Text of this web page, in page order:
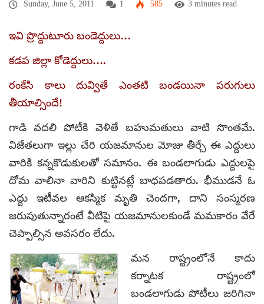
Sunday, June 5, 2011 1 585 3 minutes read
ఇవి ప్రొద్దుటూరు బండెద్దులు…
కడప జిల్లా కోడెద్దులు….
రంకేసి కాలు దువ్వితే ఎంతటి బండయినా పరుగులు
తీయాల్సిందే!
గాడి వదలి పోటీకి వెళితే బహుమతులు వాటి సొంతమే.
విజేతలుగా ఇల్లు చేరి యజమానుల మోజు తీర్చే ఈ ఎద్దులు
వారికి కన్నకొడుకులతో సమానం. ఈ బండలాగుడు ఎద్దులపై
దోమ వాలినా వారిని కుట్టినట్లే బాధపడతారు. భీముడనే ఓ
ఎద్దు ఇటీవల ఆకస్మిక మృతి చెందగా, దాని సంస్మరణ
జరుపుతున్నారంటే వీటిపై యజమానులకుండే మమకారం వేరే
చెప్పాల్సిన అవసరం లేదు.
మన రాష్ట్రంలోనే కాదు
కర్నాటక రాష్ట్రంలో
బండలాగుడు పోటీలు జరిగినా